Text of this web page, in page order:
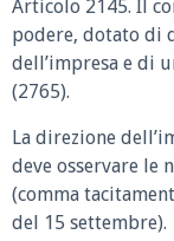
Articolo 2145. Il
podere, dotato di
dell’impresa e di
(2765).
La direzione
deve osservare le
(comma
del 15 settembre).